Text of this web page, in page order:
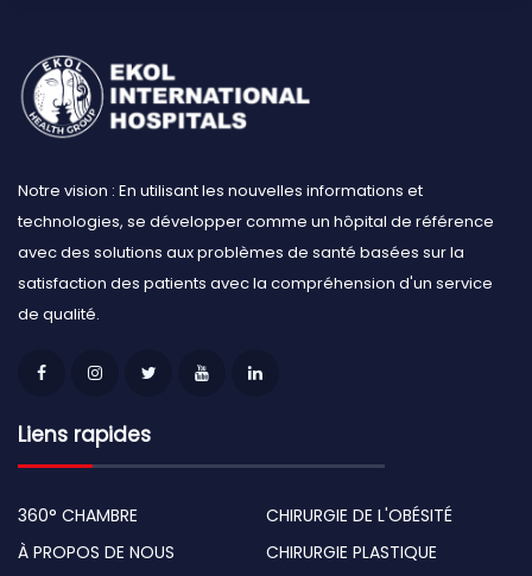
Notre vision : En utilisant les nouvelles informations et
technologies, se développer comme un hôpital de référence
avec des solutions aux problèmes de santé basées sur la
satisfaction des patients avec la compréhension d'un service
de qualité.
Liens rapides
360° CHAMBRE
À PROPOS DE NOUS
CHIRURGIE DE L'OBÉSITÉ
CHIRURGIE PLASTIQUE